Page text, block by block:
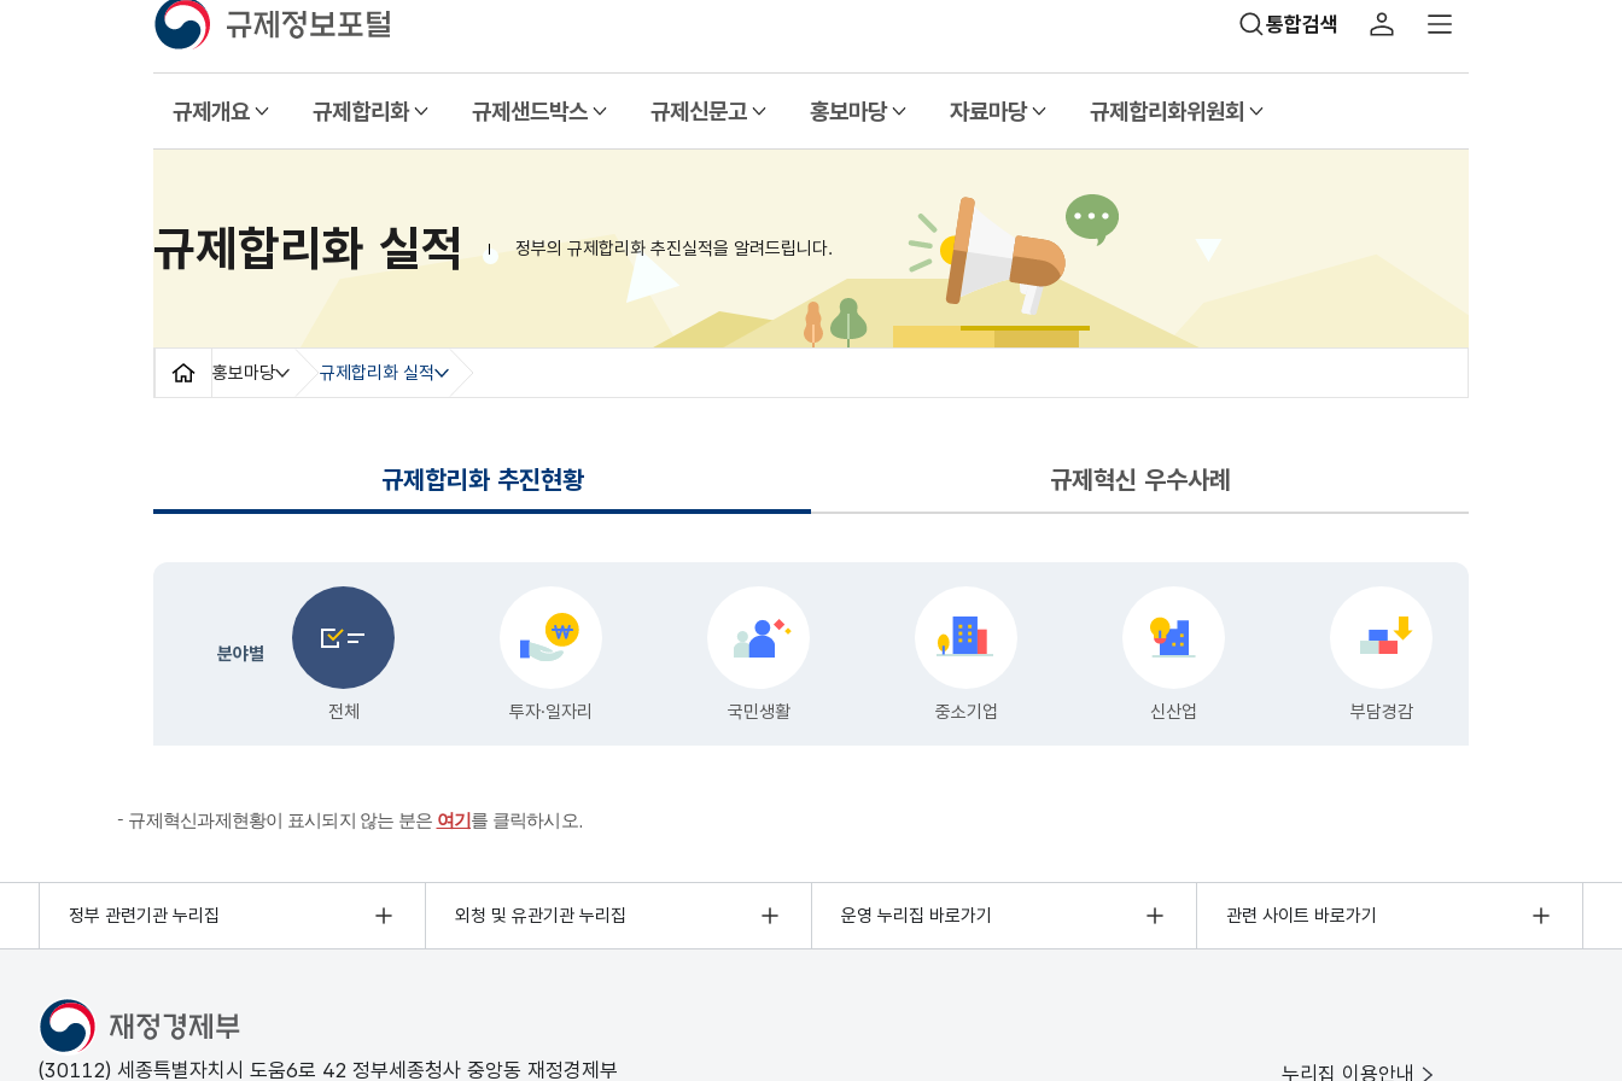
규제혁신과제현황이 표시되지 않는 분은 여기를 클릭하시오.
정부 관련기관 누리집 외청 및 유관기관 누리집 운영 누리집 바로가기 관련 사이트 바로가기
(30112) 세종특별자치시 도움6로 42 정부세종청사 중앙동 재정경제부 누리집 이용안내